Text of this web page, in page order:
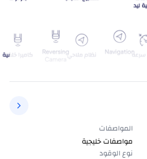
المواصفات
مواصفات خليجية
نوع الوقود